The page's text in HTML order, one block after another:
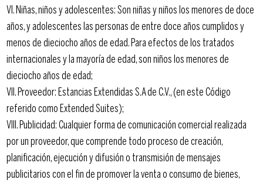
VI. Niñas, niños y adolescentes: Son niñas y niños los menores de doce
años, y adolescentes las personas de entre doce años cumplidos y
menos de dieciocho años de edad. Para efectos de los tratados
internacionales y la mayoría de edad, son niños los menores de
dieciocho años de edad;
VII. Proveedor: Estancias Extendidas S.A de C.V., (en este Código
referido como Extended Suites);
VIII. Publicidad: Cualquier forma de comunicación comercial realizada
por un proveedor, que comprende todo proceso de creación,
planificación, ejecución y difusión o transmisión de mensajes
publicitarios con el fin de promover la venta o consumo de bienes,